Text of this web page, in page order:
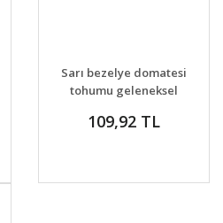
DETAYLAR SEPETE EKLE
Sarı bezelye domatesi
tohumu geleneksel
109,92 TL